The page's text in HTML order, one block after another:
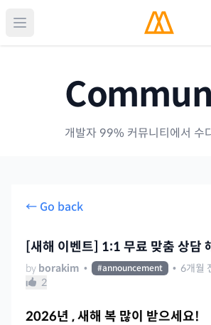
개발자 99% 커뮤니티에서 수
← Go back
[새해 이벤트] 1:1 무료 맞춤 상담
by borakim • #announcement • 6개월
2
2026년 , 새해 복 많이 받으세요!